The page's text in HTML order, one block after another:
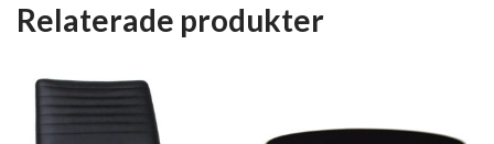
Relaterade produkter